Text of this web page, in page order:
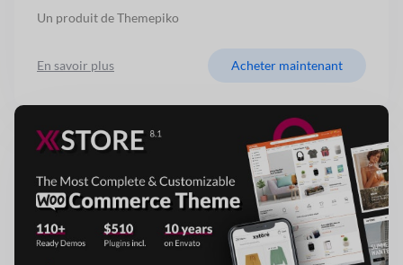
Un produit de Themepiko
En savoir plus Acheter maintenant